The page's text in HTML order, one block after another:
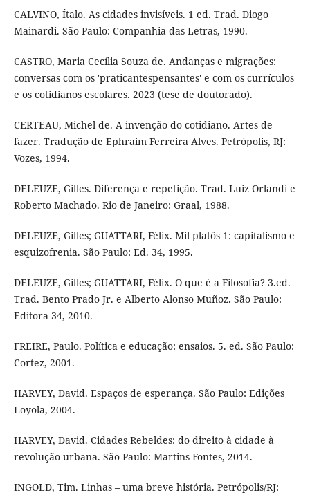
CALVINO, Ítalo. As cidades invisíveis. 1 ed. Trad. Diogo
Mainardi. São Paulo: Companhia das Letras, 1990.
CASTRO, Maria Cecília Souza de. Andanças e migrações:
conversas com os 'praticantespensantes' e com os currículos
e os cotidianos escolares. 2023 (tese de doutorado).
CERTEAU, Michel de. A invenção do cotidiano. Artes de
fazer. Tradução de Ephraim Ferreira Alves. Petrópolis, RJ:
Vozes, 1994.
DELEUZE, Gilles. Diferença e repetição. Trad. Luiz Orlandi e
Roberto Machado. Rio de Janeiro: Graal, 1988.
DELEUZE, Gilles; GUATTARI, Félix. Mil platôs 1: capitalismo e
esquizofrenia. São Paulo: Ed. 34, 1995.
DELEUZE, Gilles; GUATTARI, Félix. O que é a Filosofia? 3.ed.
Trad. Bento Prado Jr. e Alberto Alonso Muñoz. São Paulo:
Editora 34, 2010.
FREIRE, Paulo. Política e educação: ensaios. 5. ed. São Paulo:
Cortez, 2001.
HARVEY, David. Espaços de esperança. São Paulo: Edições
Loyola, 2004.
HARVEY, David. Cidades Rebeldes: do direito à cidade à
revolução urbana. São Paulo: Martins Fontes, 2014.
INGOLD, Tim. Linhas – uma breve história. Petrópolis/RJ: